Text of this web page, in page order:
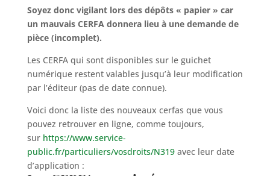
Soyez donc vigilant lors des dépôts « papier » car
un mauvais CERFA donnera lieu à une demande de
pièce (incomplet).
Les CERFA qui sont disponibles sur le guichet
numérique restent valables jusqu’à leur modification
par l’éditeur (pas de date connue).
Voici donc la liste des nouveaux cerfas que vous
pouvez retrouver en ligne, comme toujours,
sur https://www.service-
public.fr/particuliers/vosdroits/N319avec leur date
d’application :